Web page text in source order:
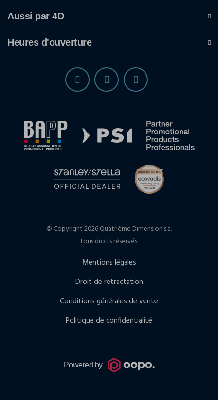
Aussi par 4D
Heures d'ouverture
© Copyright 2026 Quatrième Dimension s.a.
Tous droits réservés.
Mentions légales
Droit de rétractation
Conditions générales de vente
Politique de confidentialité
Powered by